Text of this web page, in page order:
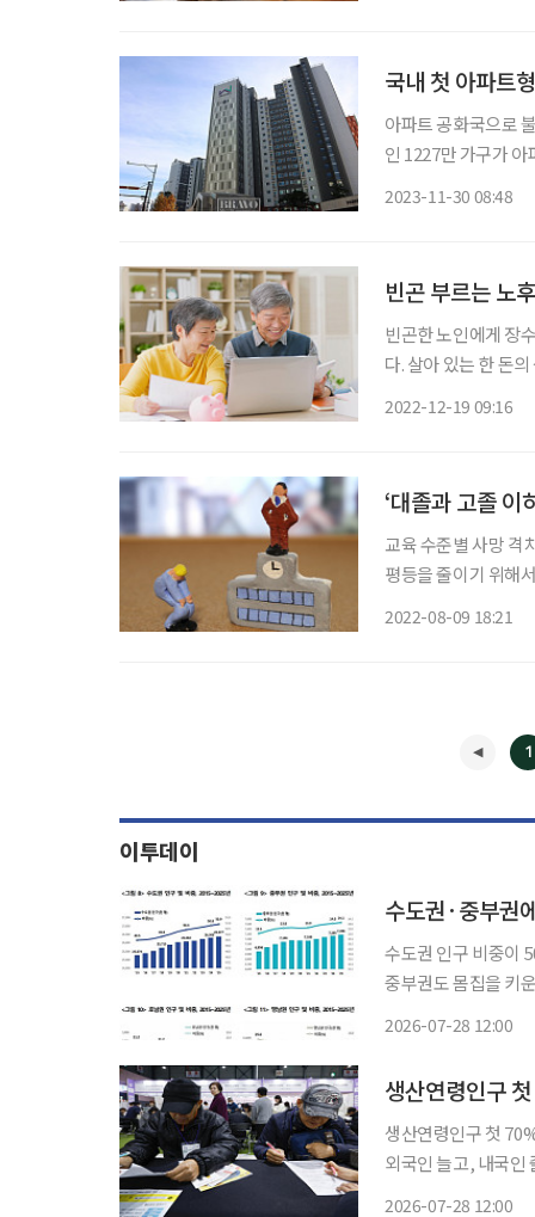
국내 첫 아파트
아파트 공화국으로
인 1227만 가구가
2023-11-30 08:48
빈곤 부르는 노
빈곤한 노인에게 장
다. 살아 있는 한 돈
2022-12-19 09:16
‘대졸과 고졸 이
교육 수준별 사망 격
평등을 줄이기 위해
2022-08-09 18:21
1
이투데이
수도권·중부권
수도권 인구 비중이
중부권도 몸집을 키
2026-07-28 12:00
생산연령인구
생산연령인구 첫
외국인 늘고, 내국인 줄고 우리나라 국민 중 일할 수 있는 나이(15~64세)인
2026-07-28 12:00